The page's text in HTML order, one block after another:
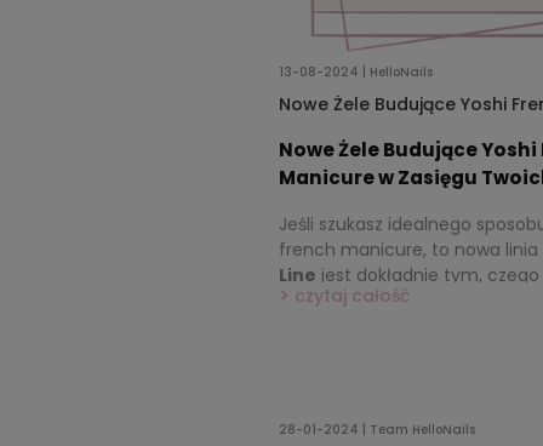
13-08-2024 | HelloNails
Nowe Żele Budujące Yoshi
Nowe Żele Budujące
Manicure w Zasięgu
Jeśli szukasz idealnego
french manicure, to nowa linia
Line jest dokładnie tym,
żele do frencha zostały
czytaj całość
28-01-2024 | Team HelloNails